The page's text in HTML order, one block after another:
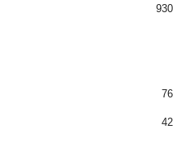
930
76
42